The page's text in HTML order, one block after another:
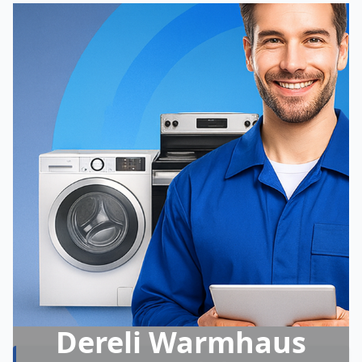
Dereli Warmhaus